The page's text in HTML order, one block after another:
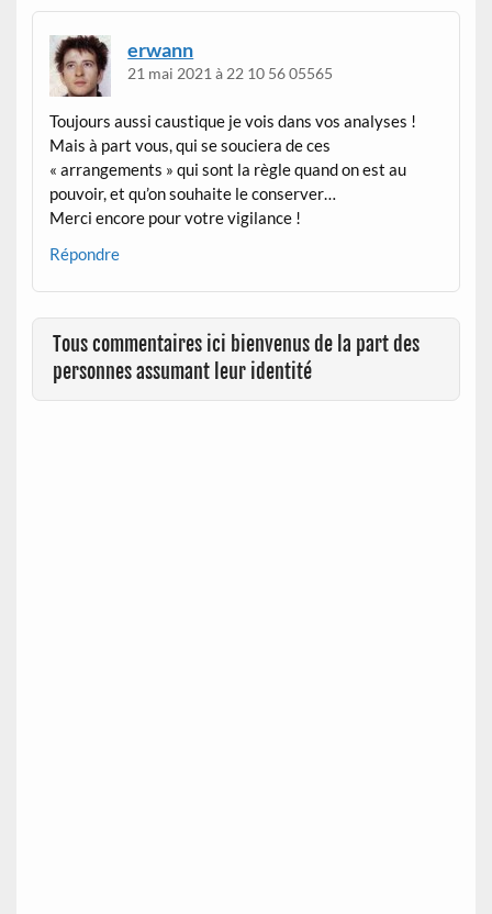
erwann
21 mai 2021 à 22 10 56 05565
Toujours aussi caustique je vois dans vos analyses !
Mais à part vous, qui se souciera de ces
« arrangements » qui sont la règle quand on est au
pouvoir, et qu’on souhaite le conserver…
Merci encore pour votre vigilance !
Répondre
Tous commentaires ici bienvenus de la part des
personnes assumant leur identité